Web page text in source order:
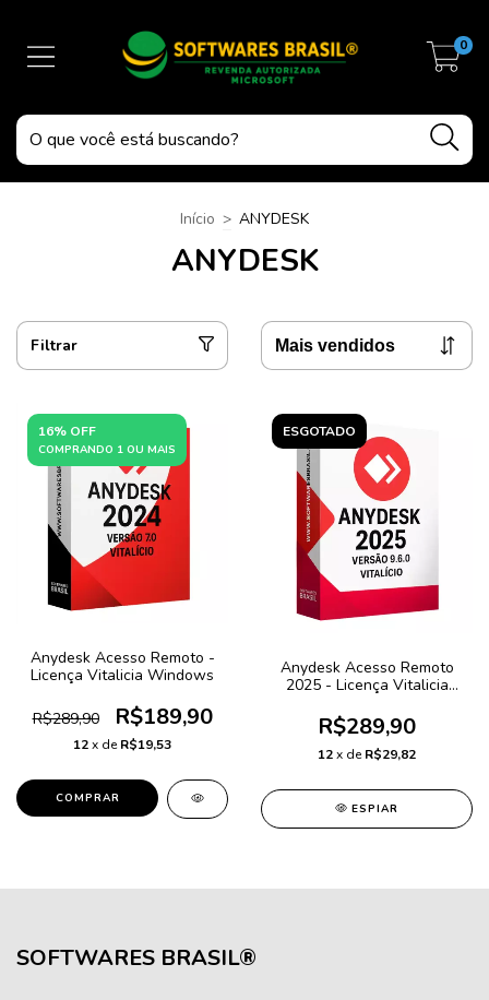
0
Início > ANYDESK
ANYDESK
Filtrar
16% OFF
COMPRANDO 1 OU MAIS
Anydesk Acesso Remoto -
Licença Vitalicia Windows
R$289,90 R$189,90
12x deR$19,53
COMPRAR
ESGOTADO
Anydesk Acesso Remoto
2025 - Licença Vitalicia
R$289,90
12x deR$29,82
ESPIAR
SOFTWARES BRASIL®